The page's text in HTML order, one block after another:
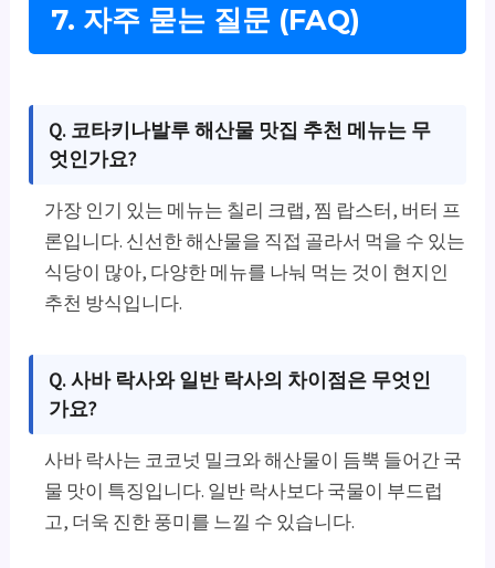
7. 자주 묻는 질문 (FAQ)
Q. 코타키나발루 해산물 맛집 추천 메뉴는 무
엇인가요?
가장 인기 있는 메뉴는 칠리 크랩, 찜 랍스터, 버터 프
론입니다. 신선한 해산물을 직접 골라서 먹을 수 있는
식당이 많아, 다양한 메뉴를 나눠 먹는 것이 현지인
추천 방식입니다.
Q. 사바 락사와 일반 락사의 차이점은 무엇인
가요?
사바 락사는 코코넛 밀크와 해산물이 듬뿍 들어간 국
물 맛이 특징입니다. 일반 락사보다 국물이 부드럽
고, 더욱 진한 풍미를 느낄 수 있습니다.